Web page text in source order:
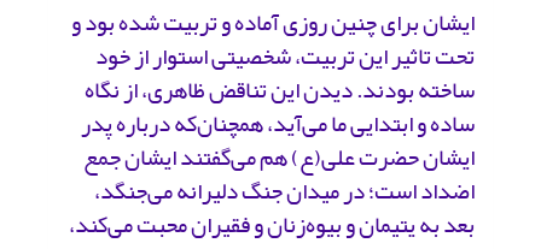
ایشان برای چنین روزی آماده و تربیت شده‌ بود و
تحت تاثیر این تربیت، شخصیتی استوار از خود
ساخته بودند. دیدن این تناقض ظاهری، از نگاه
ساده و ابتدایی ما می‌آید، همچنان‌که درباره پدر
ایشان حضرت علی(ع) هم می‌گفتند ایشان جمع
اضداد است؛ در میدان جنگ دلیرانه می‌جنگد،
بعد به یتیمان و بیوه‌زنان و فقیران محبت می‌کند،